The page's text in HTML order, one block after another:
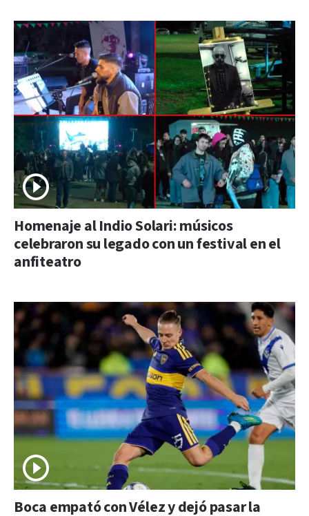
Homenaje al Indio Solari: músicos
celebraron su legado con un festival en el
anfiteatro
Boca empató con Vélez y dejó pasar la